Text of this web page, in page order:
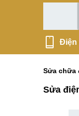
Điện
Sửa chữa
Sửa